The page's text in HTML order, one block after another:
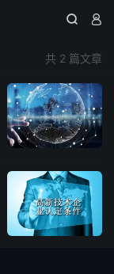
 
共 2 篇文章